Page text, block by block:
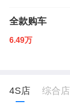
全款购车
6.49万
4S店 综合店